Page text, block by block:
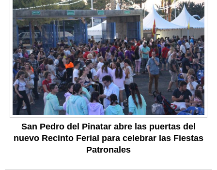
San Pedro del Pinatar abre las puertas del
nuevo Recinto Ferial para celebrar las Fiestas
Patronales